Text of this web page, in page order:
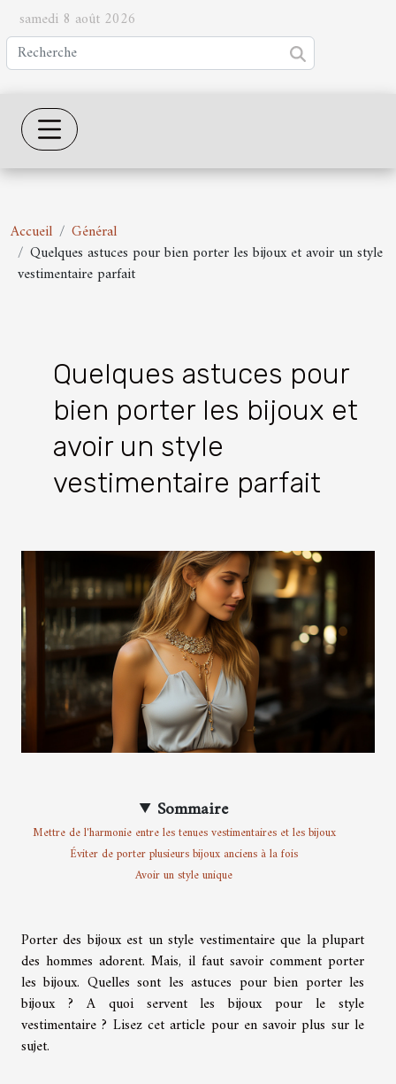
samedi 8 août 2026
Accueil
Général
Quelques astuces pour bien porter les bijoux et avoir un style
vestimentaire parfait
Quelques astuces pour
bien porter les bijoux et
avoir un style
vestimentaire parfait
Sommaire
Mettre de l'harmonie entre les tenues vestimentaires et les bijoux
Éviter de porter plusieurs bijoux anciens à la fois
Avoir un style unique
Porter des bijoux est un style vestimentaire que la plupart
des hommes adorent. Mais, il faut savoir comment porter
les bijoux. Quelles sont les astuces pour bien porter les
bijoux ? A quoi servent les bijoux pour le style
vestimentaire ? Lisez cet article pour en savoir plus sur le
sujet.